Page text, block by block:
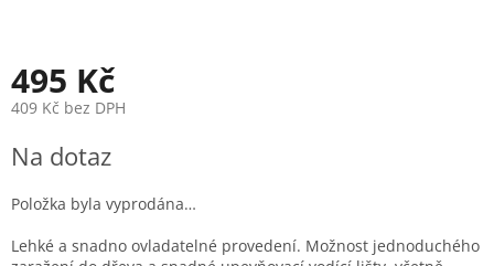
495 Kč
409 Kč bez DPH
cena:
Na dotaz
Položka byla vyprodána…
Lehké a snadno ovladatelné provedení. Možnost jednoduchého